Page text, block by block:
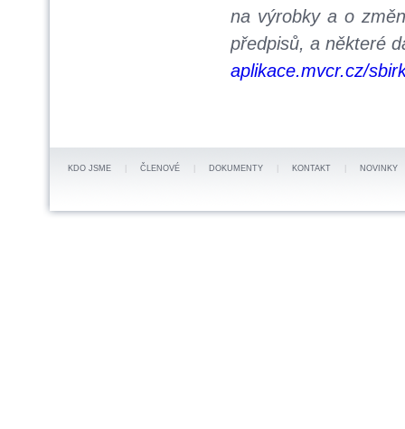
na výrobky a o
předpisů, a některé
aplikace.mvcr.cz/
KDO JSME ČLENOVÉ DOKUMENTY KONTAKT NOVINKY